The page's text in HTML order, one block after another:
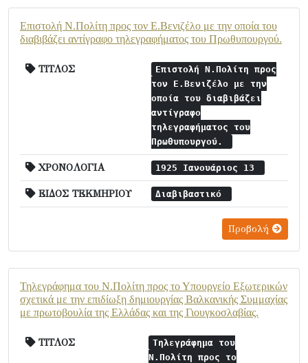
Επιστολή Ν.Πολίτη προς τον Ε.Βενιζέλο με την οποία του
διαβιβάζει αντίγραφο τηλεγραφήματος του Πρωθυπουργού.
ΤΙΤΛΟΣ
Επιστολή Ν.Πολίτη προς
τον Ε.Βενιζέλο με την
οποία του διαβιβάζει
αντίγραφο
τηλεγραφήματος του
Πρωθυπουργού.
ΧΡΟΝΟΛΟΓΙΑ 1925 Ιανουάριος 13
ΕΙΔΟΣ ΤΕΚΜΗΡΙΟΥ Διαβιβαστικό
Προβολή
Τηλεγράφημα του Ν.Πολίτη προς το Υπουργείο Εξωτερικών
σχετικά με την επιδίωξη δημιουργίας Βαλκανικής Συμμαχίας
με πρωτοβουλία της Ελλάδας και της Γιουγκοσλαβίας.
ΤΙΤΛΟΣ
Τηλεγράφημα του
Ν.Πολίτη προς το